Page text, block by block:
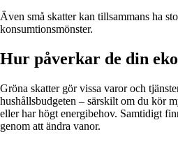
Även små skatter kan tillsammans ha
konsumtionsmönster.
Hur påverkar de din
Gröna skatter gör vissa varor och
hushållsbudgeten – särskilt om du kör
eller har högt energibehov. Samtidigt
genom att ändra vanor.